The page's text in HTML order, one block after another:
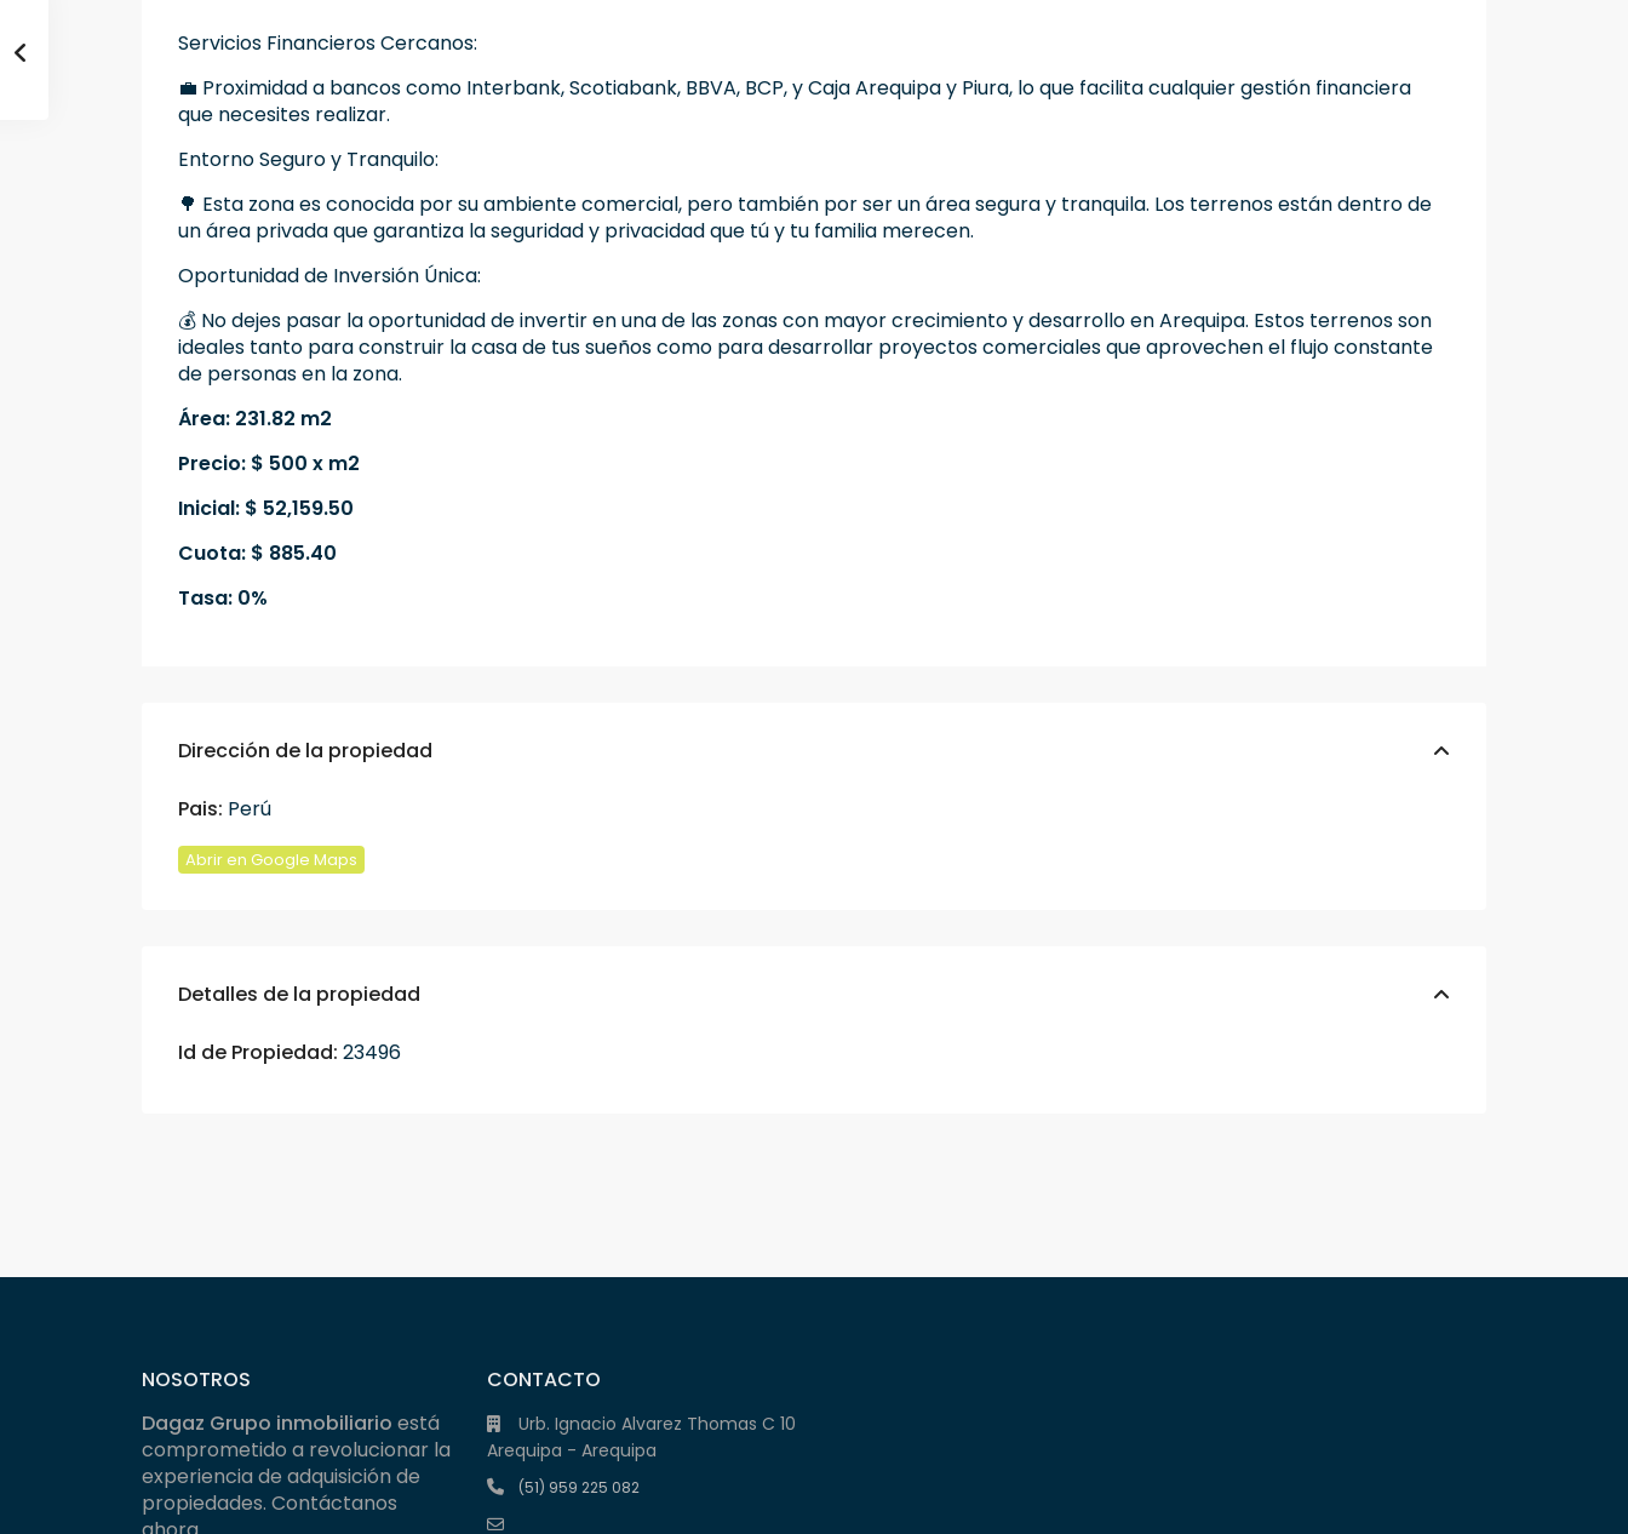
Servicios Financieros Cercanos:
💼 Proximidad a bancos como Interbank, Scotiabank, BBVA, BCP, y Caja Arequipa y Piura, lo que facilita cualquier gestión financiera
que necesites realizar.
Entorno Seguro y Tranquilo:
🌳 Esta zona es conocida por su ambiente comercial, pero también por ser un área segura y tranquila. Los terrenos están dentro de
un área privada que garantiza la seguridad y privacidad que tú y tu familia merecen.
Oportunidad de Inversión Única:
💰 No dejes pasar la oportunidad de invertir en una de las zonas con mayor crecimiento y desarrollo en Arequipa. Estos terrenos son
ideales tanto para construir la casa de tus sueños como para desarrollar proyectos comerciales que aprovechen el flujo constante
de personas en la zona.
Área: 231.82 m2
Precio: $ 500 x m2
Inicial: $ 52,159.50
Cuota: $ 885.40
Tasa: 0%
Dirección de la propiedad
Pais: Perú
Abrir en Google Maps
Detalles de la propiedad
Id de Propiedad: 23496
NOSOTROS
Dagaz Grupo inmobiliario está
comprometido a revolucionar la
experiencia de adquisición de
propiedades. Contáctanos
CONTACTO
Urb. Ignacio Alvarez Thomas C 10
Arequipa - Arequipa
(51) 959 225 082